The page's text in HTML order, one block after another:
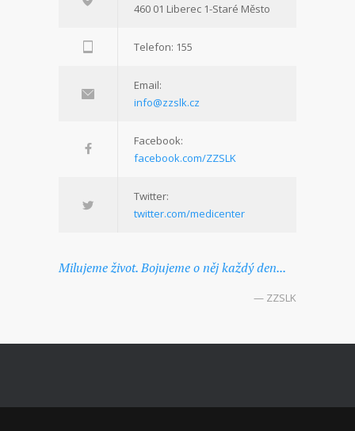
460 01 Liberec 1-Staré Město
Telefon: 155
Email:
info@zzslk.cz
Facebook:
facebook.com/ZZSLK
Twitter:
twitter.com/medicenter
Milujeme život. Bojujeme o něj každý den...
— ZZSLK